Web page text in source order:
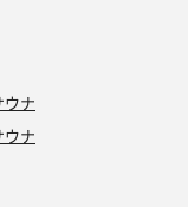
でもずっと太もも
ナ
ウナ